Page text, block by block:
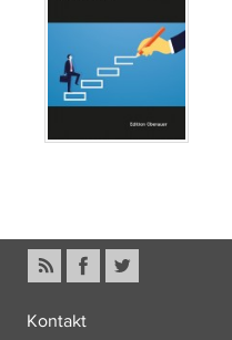
Kontakt